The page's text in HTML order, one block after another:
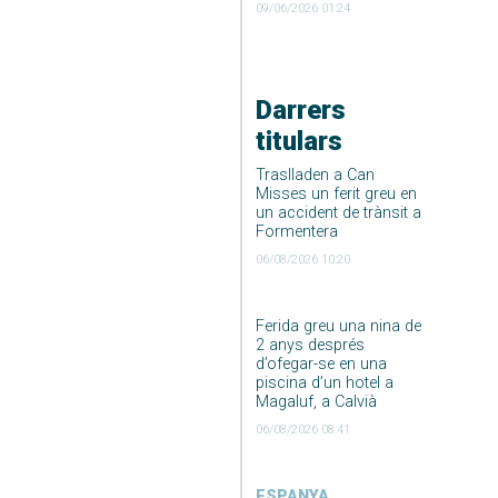
09/06/2026 01:24
Darrers
titulars
Traslladen a Can
Misses un ferit greu en
un accident de trànsit a
Formentera
06/08/2026 10:20
Ferida greu una nina de
2 anys després
d’ofegar-se en una
piscina d’un hotel a
Magaluf, a Calvià
06/08/2026 08:41